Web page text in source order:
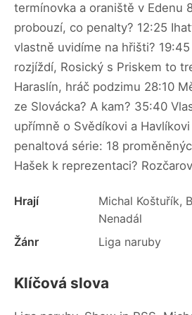
termínovka a oraniště v Edenu
probouzí, co penalty? 12:25
vlastně uvidíme na hřišti?
rozjíždí, Rosický s Priskem to
Haraslín, hráč podzimu 28:10
ze Slovácka? A kam? 35:40
upřímně o Svědíkovi a
penaltová série: 18
Hašek k reprezentaci?
Hrají
Michal Koštuřík,
Nenadál
Žánr
Liga naruby
Klíčová slova